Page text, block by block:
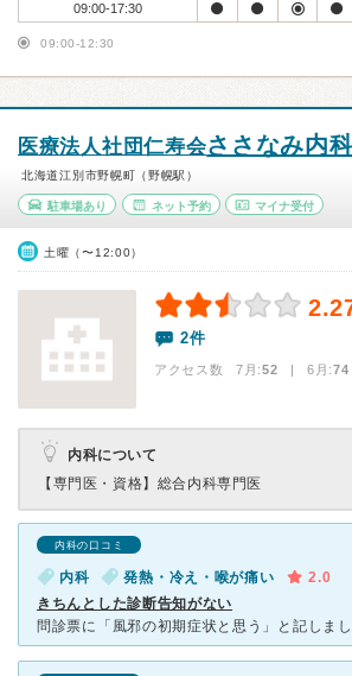
09:00-17:30
09:00-12:30
医療法人社団仁寿会ささなみ内
北海道江別市野幌町（野幌駅）
駐車場あり ネット予約 マイナ受付
土曜（〜12:00）
2件
アクセス数 7月:52 | 6月:74
内科について
【専門医・資格】 総合内科専門医
内科の口コミ
内科 発熱・冷え・喉が痛い
2.0
きちんとした診断告知がない